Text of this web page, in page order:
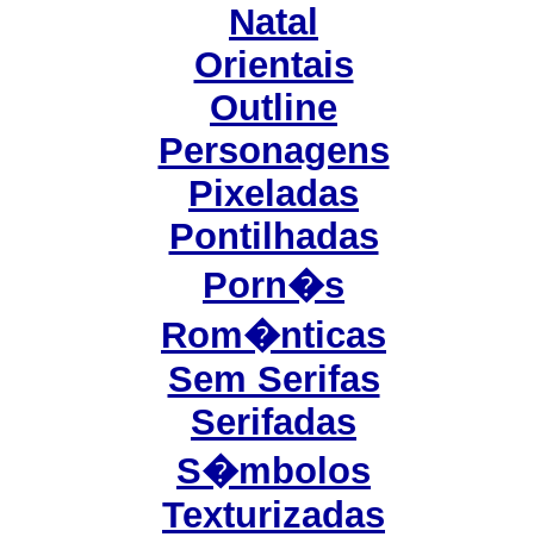
Natal
Orientais
Outline
Personagens
Pixeladas
Pontilhadas
Porn�s
Rom�nticas
Sem Serifas
Serifadas
S�mbolos
Texturizadas